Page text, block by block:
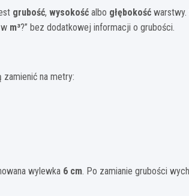
grubość, wysokość albo głębokość
w m³?” bez dodatkowej informacji o grubości.
na metry:
wylewka 6 cm. Po zamianie grubości